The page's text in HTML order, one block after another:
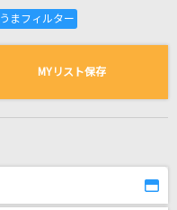
いる曲の一覧
MYリスト保存